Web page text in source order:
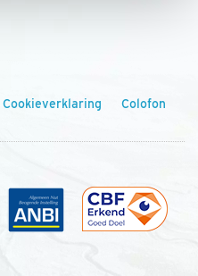
Cookieverklaring Colofon